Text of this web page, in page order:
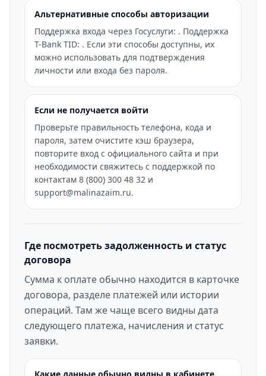
Альтернативные способы авторизации
Поддержка входа через Госуслуги: . Поддержка
T-Bank TID: . Если эти способы доступны, их
можно использовать для подтверждения
личности или входа без пароля.
Если не получается войти
Проверьте правильность телефона, кода и
пароля, затем очистите кэш браузера,
повторите вход с официального сайта и при
необходимости свяжитесь с поддержкой по
контактам 8 (800) 300 48 32 и
support@malinazaim.ru.
Где посмотреть задолженность и статус
договора
Сумма к оплате обычно находится в карточке
договора, разделе платежей или истории
операций. Там же чаще всего видны дата
следующего платежа, начисления и статус
заявки.